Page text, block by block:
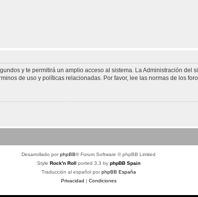
y te permitirá un amplio acceso al sistema. La Administración
de uso y políticas relacionadas. Por favor, lee las normas de los
Desarrollado porphpBB® Forum Software © phpBB Limited
Style Rock'n Roll ported 3.3 by phpBB Spain
Traducción al español porphpBB España
Privacidad | Condiciones